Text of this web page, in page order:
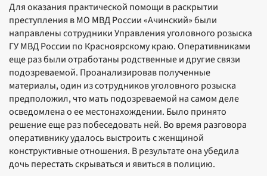
Для оказания практической помощи в раскрытии
преступления в МО МВД России «Ачинский» были
направлены сотрудники Управления уголовного розыска
ГУ МВД России по Красноярскому краю. Оперативниками
еще раз были отработаны родственные и другие связи
подозреваемой. Проанализировав полученные
материалы, один из сотрудников уголовного розыска
предположил, что мать подозреваемой на самом деле
осведомлена о ее местонахождении. Было принято
решение еще раз побеседовать ней. Во время разговора
оперативнику удалось выстроить с женщиной
конструктивные отношения. В результате она убедила
дочь перестать скрываться и явиться в полицию.